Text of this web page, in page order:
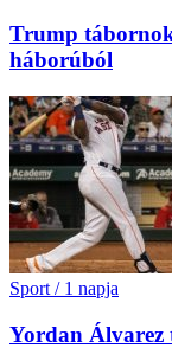
Trump
háborúból
Sport / 1 napja
Yordan Álvarez